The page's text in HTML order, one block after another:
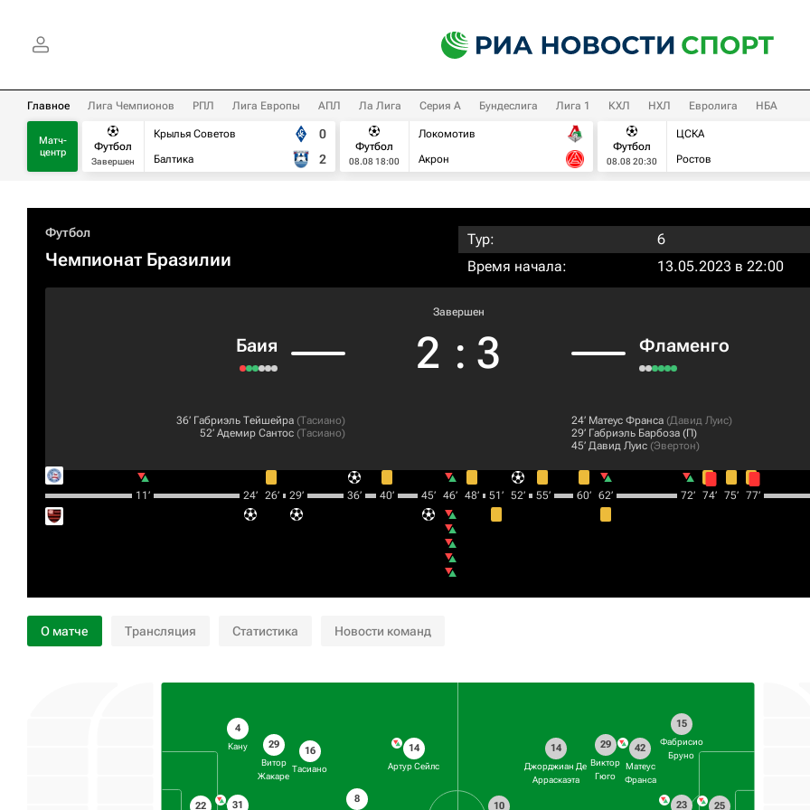
Главное Лига Чемпионов РПЛ Лига Европы АПЛ Ла Лига Серия А Бундеслига Лига 1 КХЛ НХЛ Евролига НБА
Матч-
центр
Футбол
Завершен
Крылья Советов
Балтика
0
2
Футбол
08.08 18:00
Локомотив
Акрон
Футбол
08.08 20:30
ЦСКА
Ростов
Футбол
Чемпионат Бразилии
Тур:
6
Время начала:
13.05.2023 в 22:00
Баия
Завершен
2 : 3 Фламенго
36‎’‎ Габриэль Тейшейра (Тасиано)
52‎’‎ Адемир Сантос (Тасиано)
24‎’‎ Матеус Франса (Давид Луис)
29‎’‎ Габриэль Барбоза (П)
45‎’‎ Давид Луис (Эвертон)
11‎’‎ 24‎’‎ 26‎’‎ 29‎’‎ 36‎’‎ 40‎’‎ 45‎’‎ 46‎’‎ 48‎’‎ 51‎’‎ 52‎’‎ 55‎’‎ 60‎’‎ 62‎’‎ 72‎’‎ 74‎’‎ 75‎’‎ 77‎’‎
О матче Трансляция Статистика Новости команд
22
4
Кану
31
29
Витор
Жакаре
16
Тасиано
8
14
Артур Сейлс
25
15
Фабрисио
Бруно
23
42
Матеус
Франса
29
Виктор
Гюго
14
Джорджиан Де
Арраскаэта
10